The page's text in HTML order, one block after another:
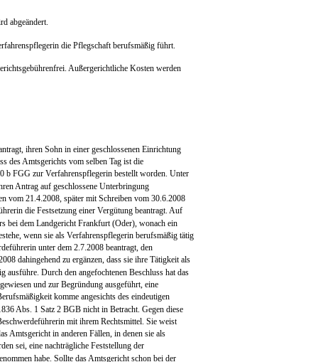
abgeändert.
die Pflegschaft berufsmäßig führt.
Außergerichtliche Kosten werden
ihren Sohn in einer geschlossenen Einrichtung
des Amtsgerichts vom selben Tag ist die
b FGG zur Verfahrenspflegerin bestellt worden. Unter
Antrag auf geschlossene Unterbringung
vom 21.4.2008, später mit Schreiben vom 30.6.2008
die Festsetzung einer Vergütung beantragt. Auf
bei dem Landgericht Frankfurt (Oder), wonach ein
wenn sie als Verfahrenspflegerin berufsmäßig tätig
unter dem 2.7.2008 beantragt, den
dahingehend zu ergänzen, dass sie ihre Tätigkeit als
ausführe. Durch den angefochtenen Beschluss hat das
und zur Begründung ausgeführt, eine
komme angesichts des eindeutigen
Abs. 1 Satz 2 BGB nicht in Betracht. Gegen diese
mit ihrem Rechtsmittel. Sie weist
Amtsgericht in anderen Fällen, in denen sie als
sei, eine nachträgliche Feststellung der
habe. Sollte das Amtsgericht schon bei der